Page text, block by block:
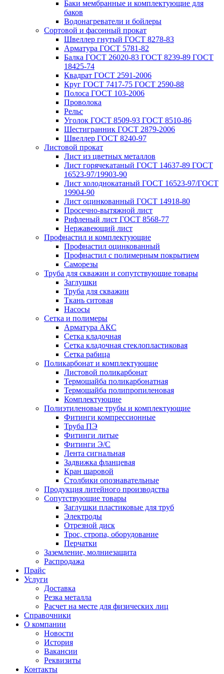
Баки мембранные и комплектующие для
баков
Водонагреватели и бойлеры
Сортовой и фасонный прокат
Швеллер гнутый ГОСТ 8278-83
Арматура ГОСТ 5781-82
Балка ГОСТ 26020-83 ГОСТ 8239-89 ГОСТ
18425-74
Квадрат ГОСТ 2591-2006
Круг ГОСТ 7417-75 ГОСТ 2590-88
Полоса ГОСТ 103-2006
Проволока
Рельс
Уголок ГОСТ 8509-93 ГОСТ 8510-86
Шестигранник ГОСТ 2879-2006
Швеллер ГОСТ 8240-97
Листовой прокат
Лист из цветных металлов
Лист горячекатаный ГОСТ 14637-89 ГОСТ
16523-97/19903-90
Лист холоднокатаный ГОСТ 16523-97/ГОСТ
19904-90
Лист оцинкованный ГОСТ 14918-80
Просечно-вытяжной лист
Рифленый лист ГОСТ 8568-77
Нержавеющий лист
Профнастил и комплектующие
Профнастил оцинкованный
Профнастил с полимерным покрытием
Саморезы
Труба для скважин и сопутствующие товары
Заглушки
Труба для скважин
Ткань ситовая
Насосы
Сетка и полимеры
Арматура АКС
Сетка кладочная
Сетка кладочная стеклопластиковая
Сетка рабица
Поликарбонат и комплектующие
Листовой поликарбонат
Термошайба поликарбонатная
Термошайба полипропиленовая
Комплектующие
Полиэтиленовые трубы и комплектующие
Фитинги компрессионные
Труба ПЭ
Фитинги литые
Фитинги Э/С
Лента сигнальная
Задвижка фланцевая
Кран шаровой
Столбики опознавательные
Продукция литейного производства
Сопутствующие товары
Заглушки пластиковые для труб
Электроды
Отрезной диск
Трос, стропа, оборудование
Перчатки
Заземление, молниезащита
Распродажа
Прайс
Услуги
Доставка
Резка металла
Расчет на месте для физических лиц
Справочники
О компании
Новости
История
Вакансии
Реквизиты
Контакты